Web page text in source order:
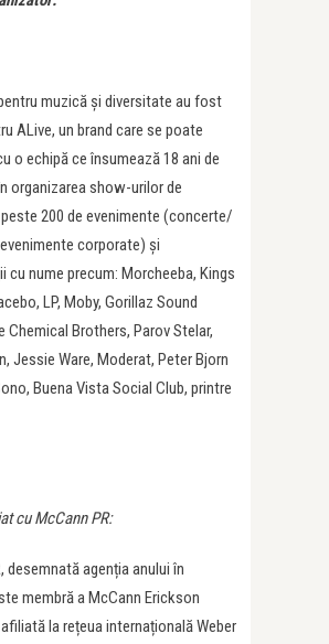
muzică și diversitate au fost
ALive, un brand care se poate
o echipă ce însumează 18 ani de
organizarea show-urilor de
200 de evenimente (concerte/
corporate) și
cu nume precum: Morcheeba, Kings
LP, Moby, Gorillaz Sound
Chemical Brothers, Parov Stelar,
Jessie Ware, Moderat, Peter Bjorn
Buena Vista Social Club, printre
cu McCann PR:
desemnată agenția anului în
membră a McCann Erickson
la rețeua internațională Weber